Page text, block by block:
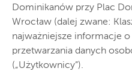
Dominikanów przy Plac
Wrocław (dalej zwane:
najważniejsze informacje o
przetwarzania danych
(„Użytkownicy”).